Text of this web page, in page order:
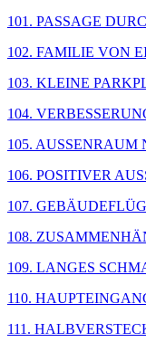
101. PASSAGE
102. FAMILIE VON
103. KLEINE
104.
105. AUSSENRAUM
106. POSITIVER
107.
108.
109. LANGES
110.
111.